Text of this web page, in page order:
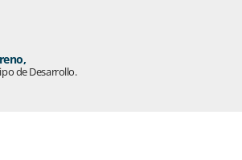
de Desarrollo.